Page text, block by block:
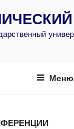
Меню